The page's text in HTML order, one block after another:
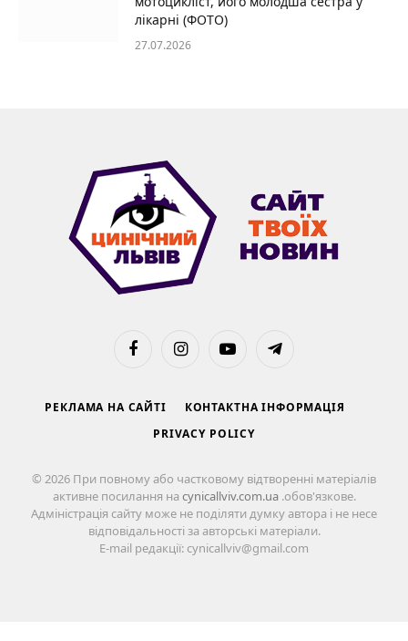
лікарні (ФОТО)
27.07.2026
FacebookInstagramYouTubeTelegram
РЕКЛАМА НА САЙТІ
КОНТАКТНА ІНФОРМАЦІЯ
PRIVACY POLICY
© 2026 При повному або частковому відтворенні матеріалів
активне посилання на cynicallviv.com.ua .обов'язкове.
Адміністрація сайту може не поділяти думку автора і не несе
відповідальності за авторські матеріали.
E-mail редакції: cynicallviv@gmail.com